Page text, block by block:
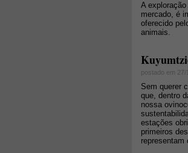
A
mercado, é
oferecido
animais.
postado em 27/
Sem querer
que, dentro
nossa
estações
primeiros
representam